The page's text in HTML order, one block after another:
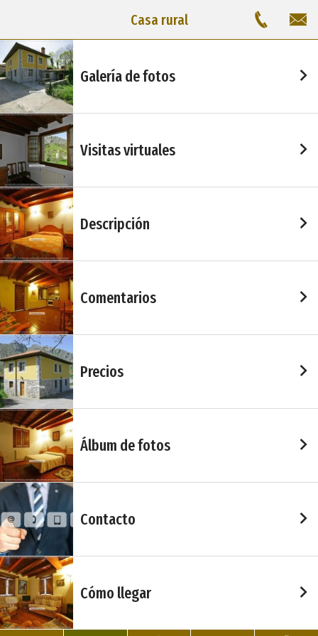
Casa rural
Galería de fotos
Visitas virtuales
Descripción
Comentarios
Precios
Álbum de fotos
Contacto
Cómo llegar